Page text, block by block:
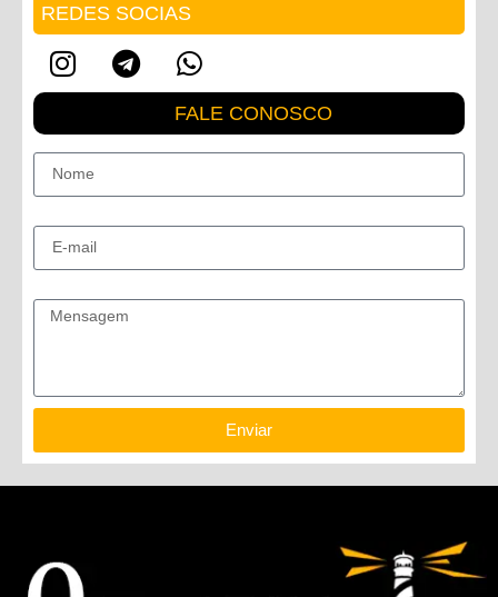
REDES SOCIAS
FALE CONOSCO
Enviar